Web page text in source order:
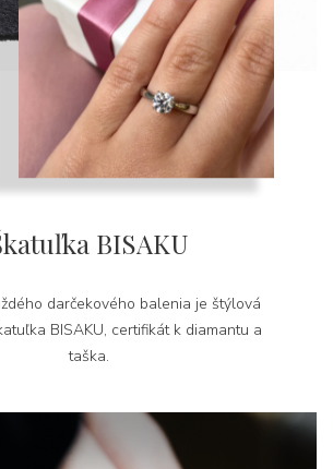
BISAKU
darčekového balenia je štýlová
BISAKU, certifikát k diamantu a
taška.